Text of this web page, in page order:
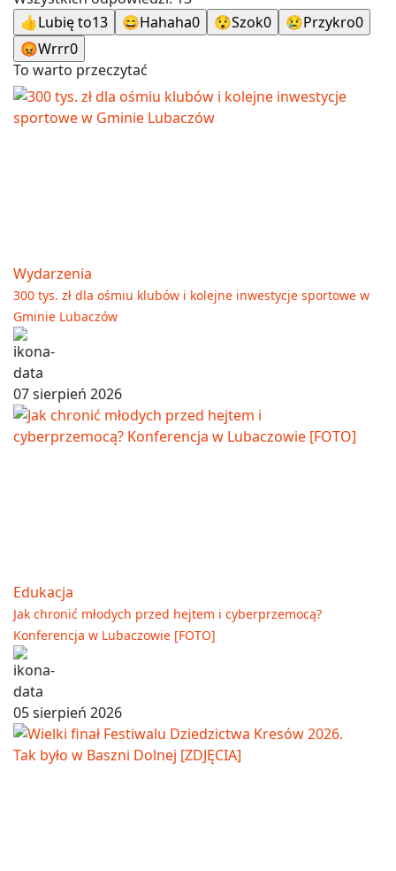
👍Lubię to13 😄Hahaha0 😯Szok0 😢Przykro0
😡Wrrr0
To warto przeczytać
Wydarzenia
300 tys. zł dla ośmiu klubów i kolejne inwestycje sportowe w
Gminie Lubaczów
07 sierpień 2026
Edukacja
Jak chronić młodych przed hejtem i cyberprzemocą?
Konferencja w Lubaczowie [FOTO]
05 sierpień 2026